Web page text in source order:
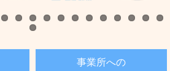
事業所への